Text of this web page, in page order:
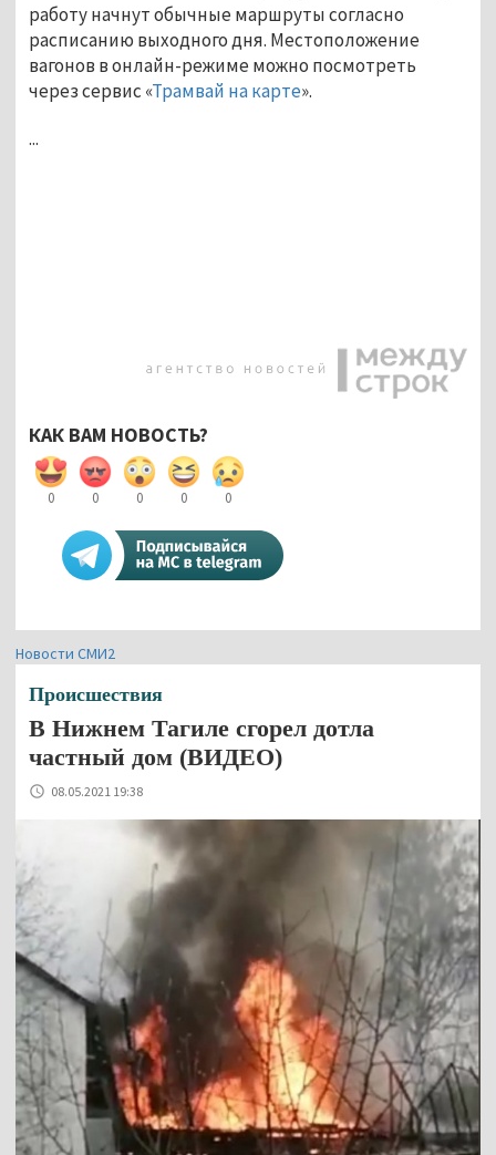
работу начнут обычные маршруты согласно
расписанию выходного дня. Местоположение
вагонов в онлайн-режиме можно посмотреть
через сервис «Трамвай на карте».
...
КАК ВАМ НОВОСТЬ?
0 0 0 0 0
Новости СМИ2
Происшествия
В Нижнем Тагиле сгорел дотла
частный дом (ВИДЕО)
08.05.2021 19:38